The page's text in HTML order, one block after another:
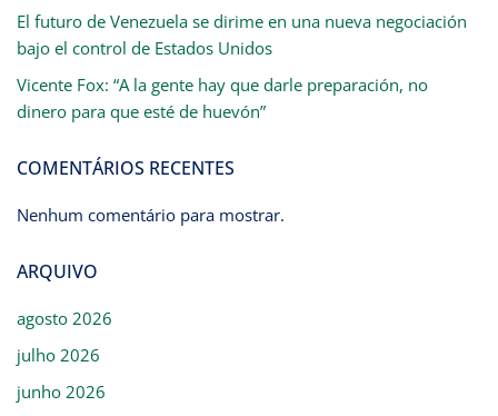
El futuro de Venezuela se dirime en una nueva negociación
bajo el control de Estados Unidos
Vicente Fox: “A la gente hay que darle preparación, no
dinero para que esté de huevón”
COMENTÁRIOS RECENTES
Nenhum comentário para mostrar.
ARQUIVO
agosto 2026
julho 2026
junho 2026